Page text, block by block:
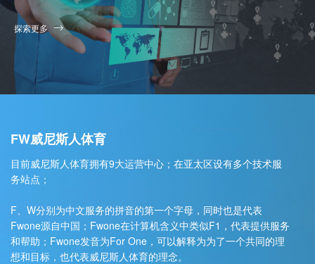
探索更多
FW威尼斯人体育
目前威尼斯人体育拥有9大运营中心；在亚太区设有多个技术服
务站点；
F、W分别为中文服务的拼音的第一个字母，同时也是代表
Fwone源自中国；Fwone在计算机含义中类似F1，代表提供服务
和帮助；Fwone发音为For One，可以解释为为了一个共同的理
想和目标，也代表威尼斯人体育的理念。